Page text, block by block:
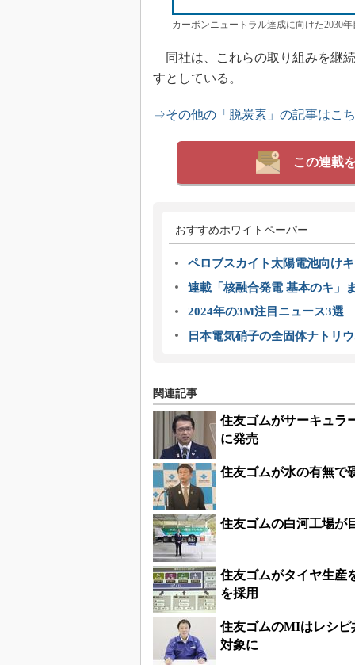
カーボンニュートラル達成に向けた2030
同社は、これらの取り組みを継
すとしている。
⇒その他の「脱炭素」の記事はこ
この連載
おすすめホワイトペーパー
ペロブスカイト太陽電池向け
連載「核融合発電 基本のキ」
2024年の3M注目ニュース3選
日本電気硝子の全固体ナトリ
関連記事
住友ゴムがサーキュラ
に発売
住友ゴムが水の有無で
住友ゴムの白河工場が
住友ゴムがタイヤ生産
を採用
住友ゴムのMIはレシピ
対象に